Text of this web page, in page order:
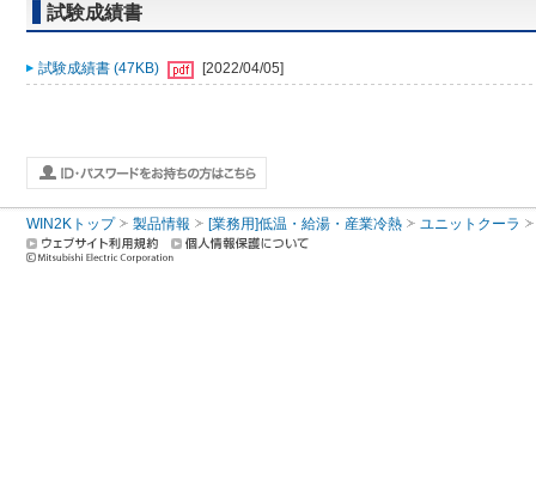
試験成績書
試験成績書 (47KB) [2022/04/05]
WIN2Kトップ 製品情報 [業務用]低温・給湯・産業冷熱 ユニットクーラ